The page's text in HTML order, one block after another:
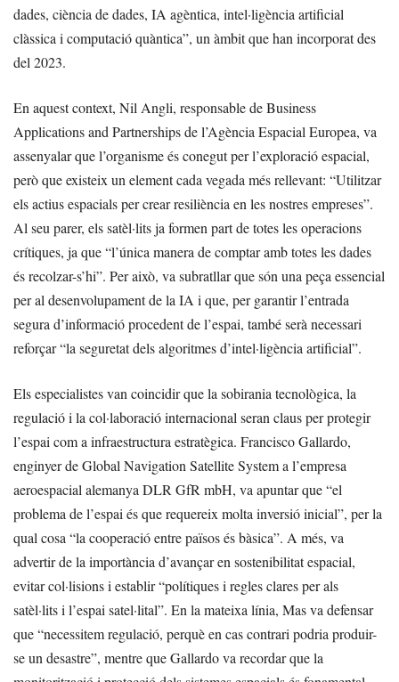
dades, ciència de dades, IA agèntica, intel·ligència artificial
clàssica i computació quàntica”, un àmbit que han incorporat des
del 2023.
En aquest context, Nil Angli, responsable de Business
Applications and Partnerships de l’Agència Espacial Europea, va
assenyalar que l’organisme és conegut per l’exploració espacial,
però que existeix un element cada vegada més rellevant: “Utilitzar
els actius espacials per crear resiliència en les nostres empreses”.
Al seu parer, els satèl·lits ja formen part de totes les operacions
crítiques, ja que “l’única manera de comptar amb totes les dades
és recolzar-s’hi”. Per això, va subratllar que són una peça essencial
per al desenvolupament de la IA i que, per garantir l’entrada
segura d’informació procedent de l’espai, també serà necessari
reforçar “la seguretat dels algoritmes d’intel·ligència artificial”.
Els especialistes van coincidir que la sobirania tecnològica, la
regulació i la col·laboració internacional seran claus per protegir
l’espai com a infraestructura estratègica. Francisco Gallardo,
enginyer de Global Navigation Satellite System a l’empresa
aeroespacial alemanya DLR GfR mbH, va apuntar que “el
problema de l’espai és que requereix molta inversió inicial”, per la
qual cosa “la cooperació entre països és bàsica”. A més, va
advertir de la importància d’avançar en sostenibilitat espacial,
evitar col·lisions i establir “polítiques i regles clares per als
satèl·lits i l’espai satel·lital”. En la mateixa línia, Mas va defensar
que “necessitem regulació, perquè en cas contrari podria produir-
se un desastre”, mentre que Gallardo va recordar que la